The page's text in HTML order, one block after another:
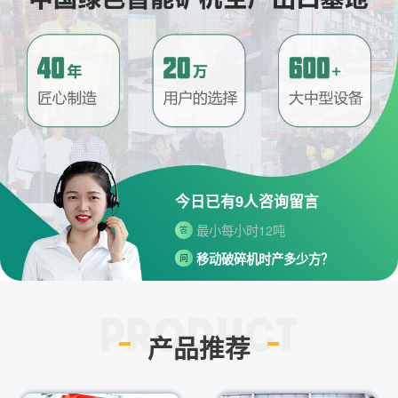
今日已有9人咨询留言
问 请问厂家地址在哪？
河南省郑州市高新技术开发区梧
桐街与红松路交叉口中国高端矿
机生产出口基地园区
制砂机最小的产量是多少？
答 最小每小时12吨
问 移动破碎机时产多少方？
答 每小时30-300方的型号都有。
问 小型的制砂机类型有哪些？
主要有细碎机，复合破，对辊制
砂机，HX制砂机等
产品推荐